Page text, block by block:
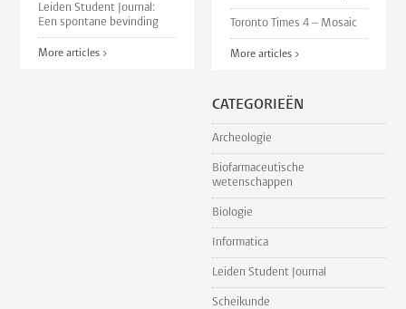
Leiden Student Journal:
Een spontane bevinding
More articles >
Toronto Times 4 – Mosaic
More articles >
CATEGORIEËN
Archeologie
Biofarmaceutische
wetenschappen
Biologie
Informatica
Leiden Student Journal
Scheikunde